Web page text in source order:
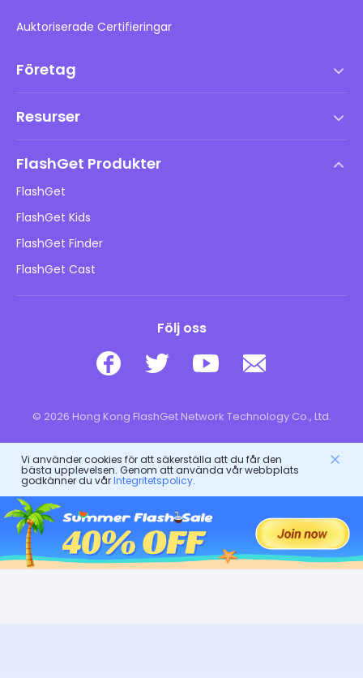
Auktoriserade Certifieringar
Företag
DMCA-policy
Integritetspolicy
Reklampolicyer
Sälj inte min information
Resurser
Barns onlinesäkerhet
Ladda ner
FlashGet Produkter
FlashGet
FlashGet Kids
FlashGet Finder
FlashGet Cast
Följ oss
© 2026 Hong Kong FlashGet Network Technology Co., Ltd.
Vi använder cookies för att säkerställa att du får den
bästa upplevelsen. Genom att använda vår webbplats
godkänner du vårIntegritetspolicy.